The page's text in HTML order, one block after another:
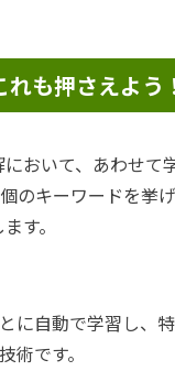
も押さえよう
おいて、あわせて
のキーワードを挙
す。
に自動で学習し、
術です。